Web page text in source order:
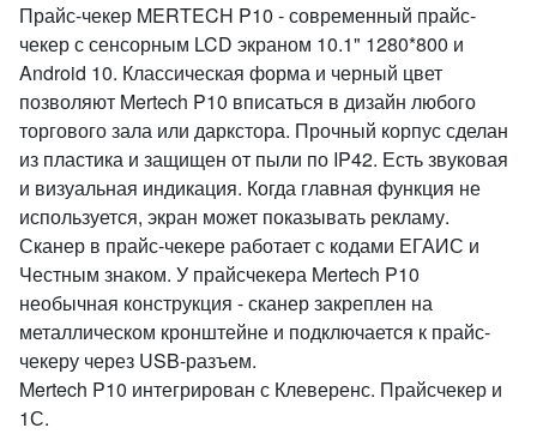
Прайс-чекер MERTECH P10 - современный прайс-
чекер с сенсорным LCD экраном 10.1" 1280*800 и
Android 10. Классическая форма и черный цвет
позволяют Mertech P10 вписаться в дизайн любого
торгового зала или даркстора. Прочный корпус сделан
из пластика и защищен от пыли по IP42. Есть звуковая
и визуальная индикация. Когда главная функция не
используется, экран может показывать рекламу.
Сканер в прайс-чекере работает с кодами ЕГАИС и
Честным знаком. У прайсчекера Mertech P10
необычная конструкция - сканер закреплен на
металлическом кронштейне и подключается к прайс-
чекеру через USB-разъем.
Mertech P10 интегрирован с Клеверенс. Прайсчекер и
1С.